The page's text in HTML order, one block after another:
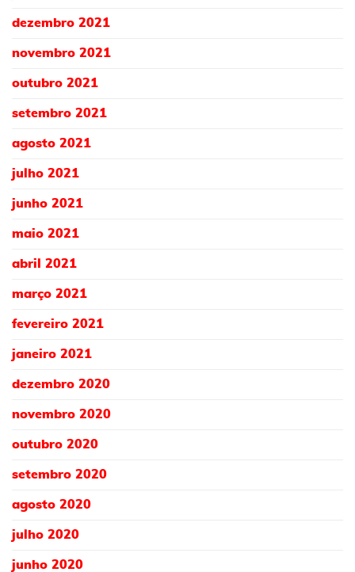
dezembro 2021
novembro 2021
outubro 2021
setembro 2021
agosto 2021
julho 2021
junho 2021
maio 2021
abril 2021
março 2021
fevereiro 2021
janeiro 2021
dezembro 2020
novembro 2020
outubro 2020
setembro 2020
agosto 2020
julho 2020
junho 2020